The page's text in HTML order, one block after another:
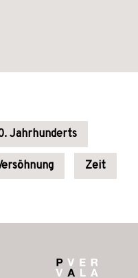
Jahrhunderts
Zeit